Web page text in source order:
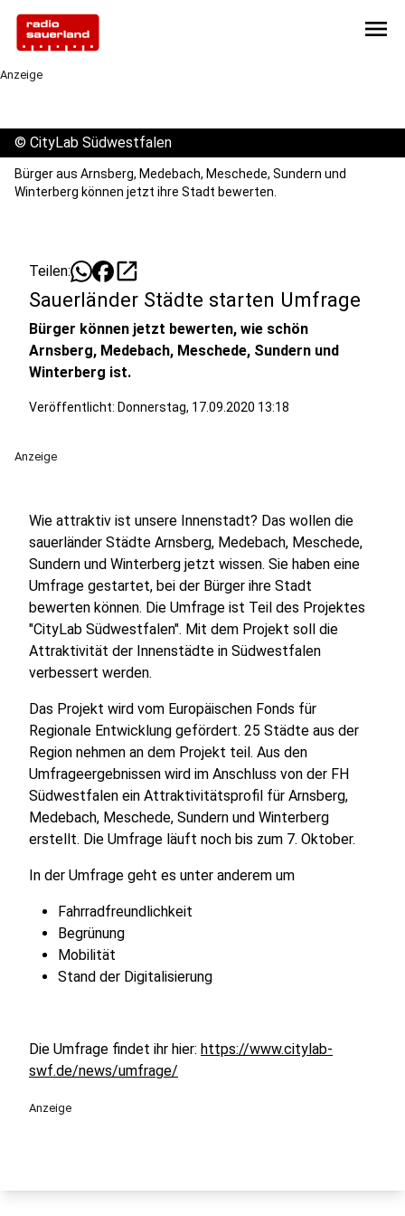
menu
Anzeige
© CityLab Südwestfalen
Bürger aus Arnsberg, Medebach, Meschede, Sundern und
Winterberg können jetzt ihre Stadt bewerten.
Teilen: open_in_new
Sauerländer Städte starten Umfrage
Bürger können jetzt bewerten, wie schön
Arnsberg, Medebach, Meschede, Sundern und
Winterberg ist.
Veröffentlicht: Donnerstag, 17.09.2020 13:18
Anzeige
Wie attraktiv ist unsere Innenstadt? Das wollen die
sauerländer Städte Arnsberg, Medebach, Meschede,
Sundern und Winterberg jetzt wissen. Sie haben eine
Umfrage gestartet, bei der Bürger ihre Stadt
bewerten können. Die Umfrage ist Teil des Projektes
"CityLab Südwestfalen". Mit dem Projekt soll die
Attraktivität der Innenstädte in Südwestfalen
verbessert werden.
Das Projekt wird vom Europäischen Fonds für
Regionale Entwicklung gefördert. 25 Städte aus der
Region nehmen an dem Projekt teil. Aus den
Umfrageergebnissen wird im Anschluss von der FH
Südwestfalen ein Attraktivitätsprofil für Arnsberg,
Medebach, Meschede, Sundern und Winterberg
erstellt. Die Umfrage läuft noch bis zum 7. Oktober.
In der Umfrage geht es unter anderem um
Fahrradfreundlichkeit
Begrünung
Mobilität
Stand der Digitalisierung
Die Umfrage findet ihr hier: https://www.citylab-
swf.de/news/umfrage/
Anzeige